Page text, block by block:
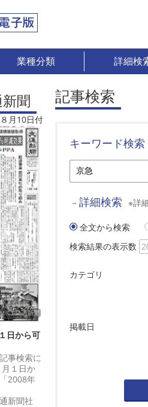
業種分類 詳細検
聞
月10日付
日から可
事検索に
１日か
2008年
社
記事検索
キーワード検索
－ 詳細検索 ※詳
全文から検索
検索結果の表示数
カテゴリ
掲載日